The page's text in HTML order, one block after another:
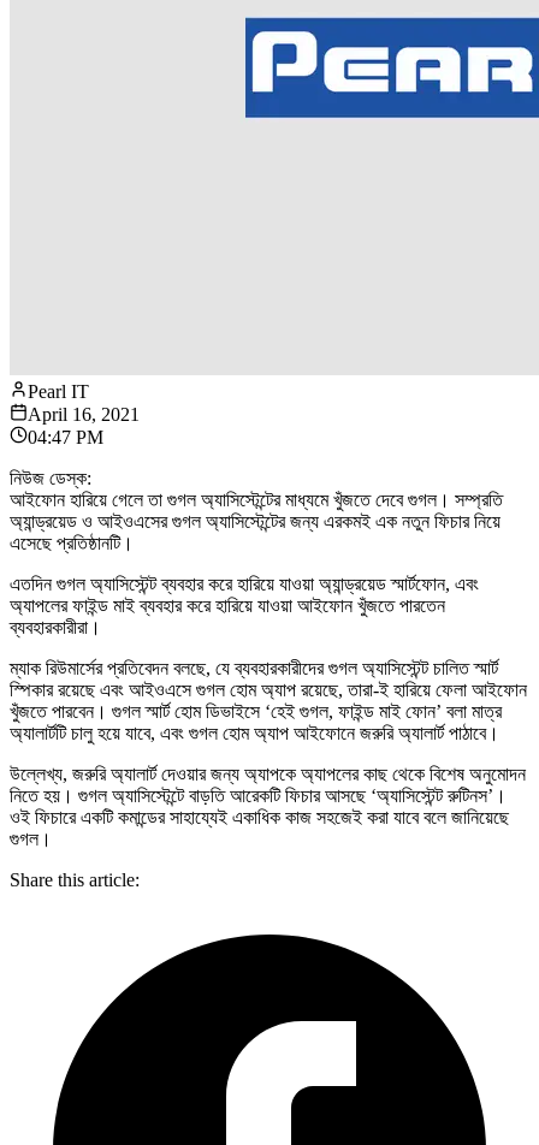
Pearl IT
April 16, 2021
04:47 PM
নিউজ ডেস্ক:
আইফোন হারিয়ে গেলে তা গুগল অ্যাসিস্টেন্টের মাধ্যমে খুঁজতে দেবে গুগল। সম্প্রতি
অ্যান্ড্রয়েড ও আইওএসের গুগল অ্যাসিস্টেন্টের জন্য এরকমই এক নতুন ফিচার নিয়ে
এসেছে প্রতিষ্ঠানটি।
এতদিন গুগল অ্যাসিস্টেন্ট ব্যবহার করে হারিয়ে যাওয়া অ্যান্ড্রয়েড স্মার্টফোন, এবং
অ্যাপলের ফাইন্ড মাই ব্যবহার করে হারিয়ে যাওয়া আইফোন খুঁজতে পারতেন
ব্যবহারকারীরা।
ম্যাক রিউমার্সের প্রতিবেদন বলছে, যে ব্যবহারকারীদের গুগল অ্যাসিস্টেন্ট চালিত স্মার্ট
স্পিকার রয়েছে এবং আইওএসে গুগল হোম অ্যাপ রয়েছে, তারা-ই হারিয়ে ফেলা আইফোন
খুঁজতে পারবেন। গুগল স্মার্ট হোম ডিভাইসে ‘হেই গুগল, ফাইন্ড মাই ফোন’ বলা মাত্র
অ্যালার্টটি চালু হয়ে যাবে, এবং গুগল হোম অ্যাপ আইফোনে জরুরি অ্যালার্ট পাঠাবে।
উল্লেখ্য, জরুরি অ্যালার্ট দেওয়ার জন্য অ্যাপকে অ্যাপলের কাছ থেকে বিশেষ অনুমোদন
নিতে হয়। গুগল অ্যাসিস্টেন্টে বাড়তি আরেকটি ফিচার আসছে ‘অ্যাসিস্টেন্ট রুটিনস’।
ওই ফিচারে একটি কমান্ডের সাহায্যেই একাধিক কাজ সহজেই করা যাবে বলে জানিয়েছে
গুগল।
Share this article: